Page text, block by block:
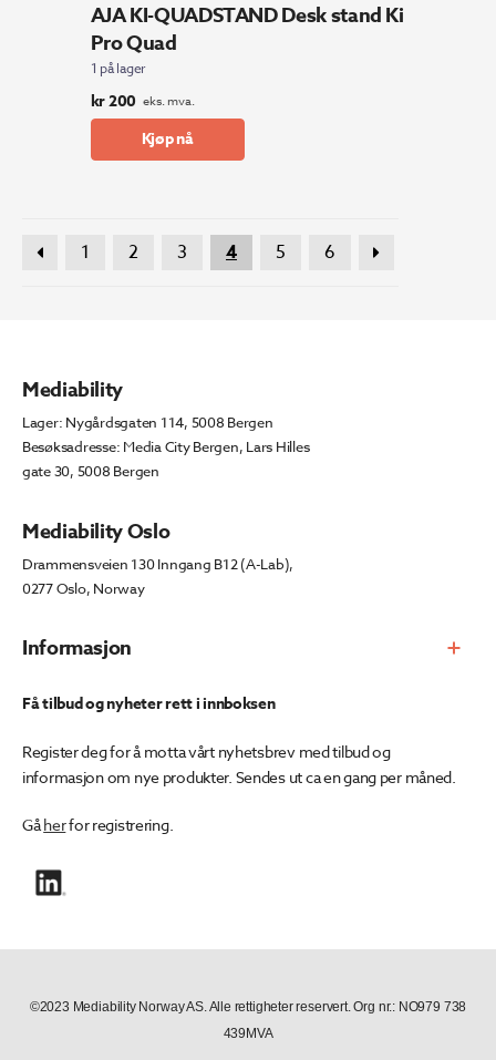
AJA KI-QUADSTAND Desk stand Ki
Pro Quad
1 på lager
kr200 eks. mva.
Kjøp nå
1 2 3 4 5 6
Informasjon
Mediability
Lager: Nygårdsgaten 114, 5008 Bergen
Besøksadresse: Media City Bergen, Lars Hilles
gate 30, 5008 Bergen
Mediability Oslo
Drammensveien 130 Inngang B12 (A-Lab),
0277 Oslo, Norway
Få tilbud og nyheter rett i innboksen
Register deg for å motta vårt nyhetsbrev med tilbud og
informasjon om nye produkter. Sendes ut ca en gang per måned.
Gåherfor registrering.
©2023 Mediability Norway AS. Alle rettigheter reservert. Org nr.: NO979 738
439MVA